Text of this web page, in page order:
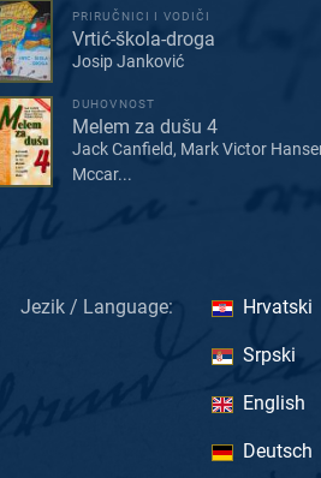
PRIRUČNICI I VODIČI
Vrtić-škola-droga
Josip Janković
DUHOVNOST
Melem za dušu 4
Jack Canfield, Mark Victor
Mccar...
Jezik / Language: Hrvatski
Srpski
English
Deutsch